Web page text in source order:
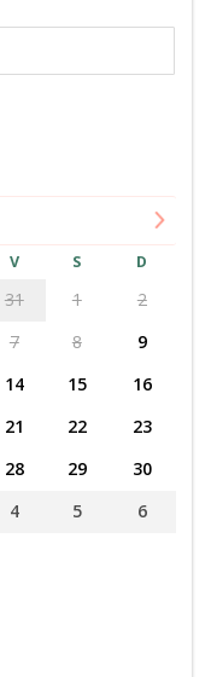
V S D
31 1
2
7 8
9
14 15
16
21 22
23
28 29
30
4 5 6